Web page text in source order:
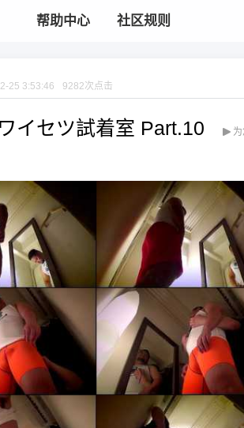
帮助中心 社区规则
25 3:53:46 9282次点击
イセツ試着室 Part.10